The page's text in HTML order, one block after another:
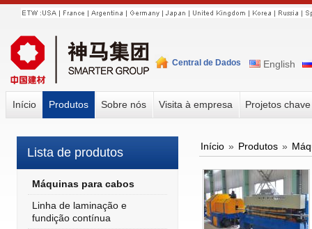
English
Central de Dados
Início Produtos Sobre nós Visita à empresa Projetos
Lista de produtos
Máquinas para cabos
Linha de laminação e
fundição contínua
Início » Produtos »